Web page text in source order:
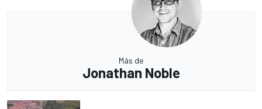
Más de
Jonathan Noble